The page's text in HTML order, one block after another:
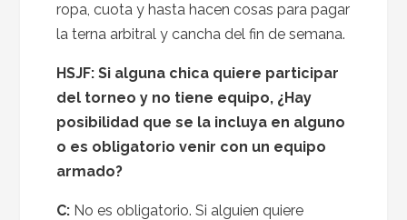
ropa, cuota y hasta hacen cosas para pagar
la terna arbitral y cancha del fin de semana.
HSJF: Si alguna chica quiere participar
del torneo y no tiene equipo, ¿Hay
posibilidad que se la incluya en alguno
o es obligatorio venir con un equipo
armado?
C: No es obligatorio. Si alguien quiere